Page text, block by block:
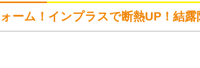
ーム！インプラスで断熱UP！結